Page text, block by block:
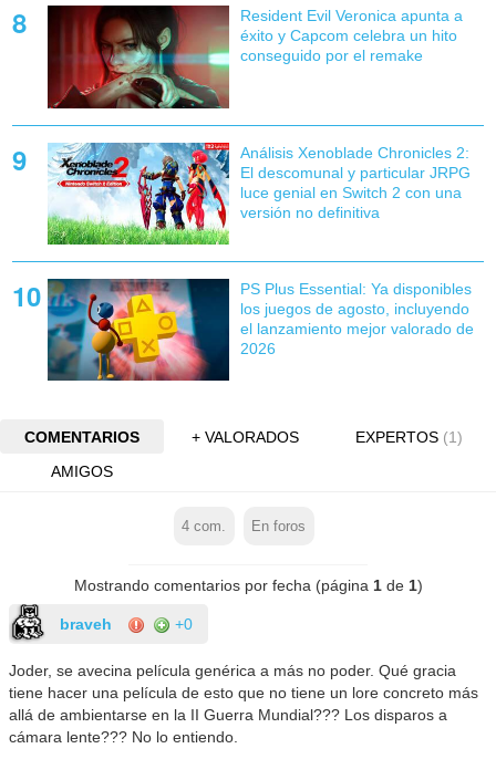
Resident Evil Veronica apunta a
éxito y Capcom celebra un hito
conseguido por el remake
Análisis Xenoblade Chronicles 2:
El descomunal y particular JRPG
luce genial en Switch 2 con una
versión no definitiva
PS Plus Essential: Ya disponibles
los juegos de agosto, incluyendo
el lanzamiento mejor valorado de
2026
COMENTARIOS + VALORADOS EXPERTOS (1)
AMIGOS
4 com. En foros
Mostrando comentarios por fecha (página 1de 1)
braveh +0
Joder, se avecina película genérica a más no poder. Qué gracia
tiene hacer una película de esto que no tiene un lore concreto más
allá de ambientarse en la II Guerra Mundial??? Los disparos a
cámara lente??? No lo entiendo.